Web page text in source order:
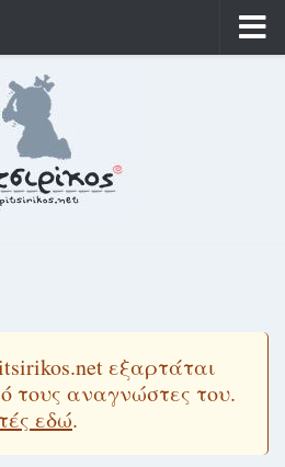
εξαρτάται
τους αναγνώστες του.
εδώ.